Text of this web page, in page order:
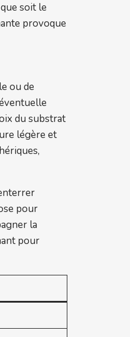
soit le
provoque
ou de
du substrat
légère et
pour
la
pour